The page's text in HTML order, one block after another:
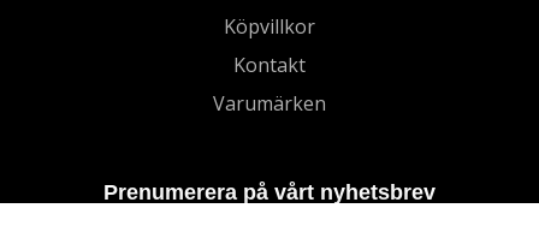
Köpvillkor
Kontakt
Varumärken
Prenumerera på vårt nyhetsbrev